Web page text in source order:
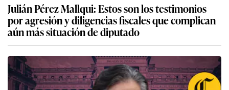
Julián Pérez Mallqui: Estos son los testimonios
por agresión y diligencias fiscales que complican
aún más situación de diputado